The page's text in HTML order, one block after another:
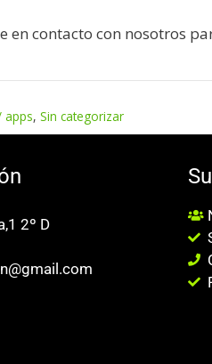
en contacto con nosotros
apps, Sin categorizar
2º D